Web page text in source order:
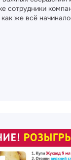
сотрудники
же всё